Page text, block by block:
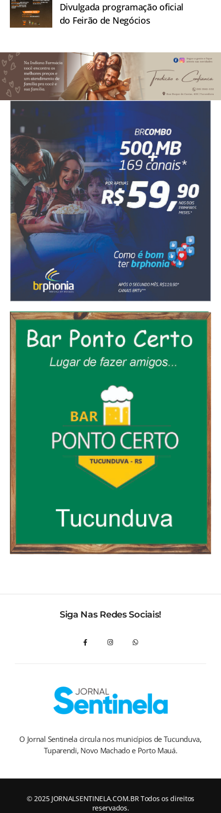
Divulgada programação oficial
do Feirão de Negócios
Siga Nas Redes Sociais!
O Jornal Sentinela circula nos municípios de Tucunduva,
Tuparendi, Novo Machado e Porto Mauá.
© 2025 JORNALSENTINELA.COM.BR Todos os direitos
reservados.